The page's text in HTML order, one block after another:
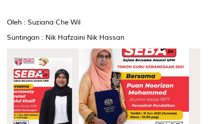
Oleh : Suziana Che Wil
Suntingan : Nik Hafzaini Nik Hassan